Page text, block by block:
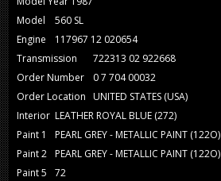
Model
560 SL
Engine
117967 12 020654
Transmission
722313 02 922668
Order Number
0 7 704 00032
Order Location
UNITED STATES (USA)
Interior LEATHER ROYAL BLUE (272)
Paint 1
PEARL GREY - METALLIC PAINT (122O)
Paint 2
PEARL GREY - METALLIC PAINT (122O)
Paint 5
72